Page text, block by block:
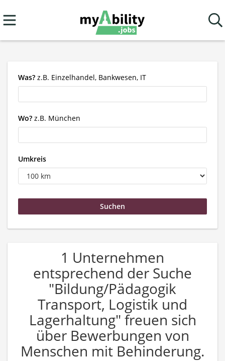
Was? z.B. Einzelhandel, Bankwesen, IT
Wo? z.B. München
Umkreis
1 Unternehmen
entsprechend der Suche
"Bildung/Pädagogik
Transport, Logistik und
Lagerhaltung" freuen sich
über Bewerbungen von
Menschen mit Behinderung.